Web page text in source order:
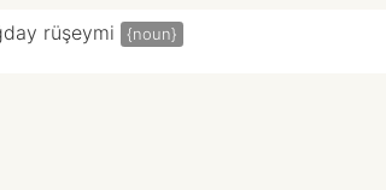
rüşeymi {noun}